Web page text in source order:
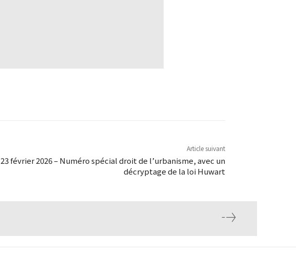
Article suivant
23 février 2026 – Numéro spécial droit de l’urbanisme, avec un
décryptage de la loi Huwart